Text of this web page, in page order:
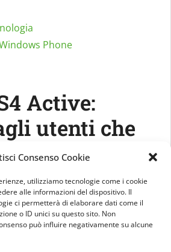
Consenso Cookie
utilizziamo tecnologie come i cookie
alle informazioni del dispositivo. Il
ci permetterà di elaborare dati come il
o ID unici su questo sito. Non
può influire negativamente su alcune
Phone
Active:
utenti che
all’aria